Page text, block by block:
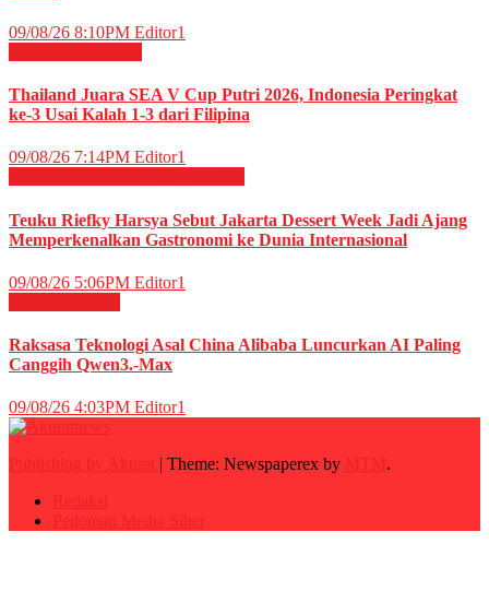
09/08/26 8:10PM Editor1
Thailand Juara SEA V Cup Putri 2026, Indonesia Peringkat
ke-3 Usai Kalah 1-3 dari Filipina
09/08/26 7:14PM Editor1
Teuku Riefky Harsya Sebut Jakarta Dessert Week Jadi Ajang
Memperkenalkan Gastronomi ke Dunia Internasional
09/08/26 5:06PM Editor1
Raksasa Teknologi Asal China Alibaba Luncurkan AI Paling
Canggih Qwen3.-Max
09/08/26 4:03PM Editor1
Theme: Newspaperex by
.